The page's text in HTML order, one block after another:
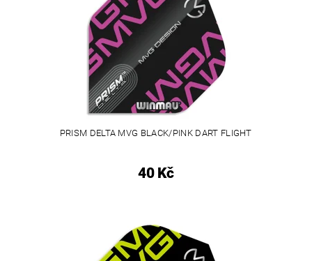
PRISM DELTA MVG BLACK/PINK DART FLIGHT
40 Kč